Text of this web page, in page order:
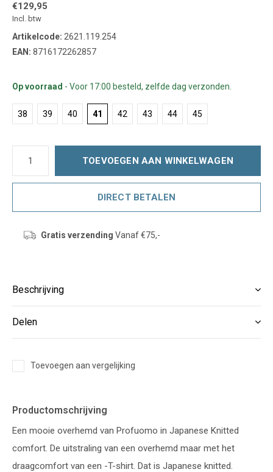
€129,95
Incl. btw
Artikelcode: 2621.119.254
EAN: 8716172262857
Op voorraad - Voor 17:00 besteld, zelfde dag verzonden.
38 39 40 41 42 43 44 45
TOEVOEGEN AAN WINKELWAGEN
DIRECT BETALEN
Gratis verzending Vanaf €75,-
Beschrijving
Delen
Toevoegen aan vergelijking
Productomschrijving
Een mooie overhemd van Profuomo in Japanese Knitted
comfort. De uitstraling van een overhemd maar met het
draagcomfort van een -T-shirt. Dat is Japanese knitted.